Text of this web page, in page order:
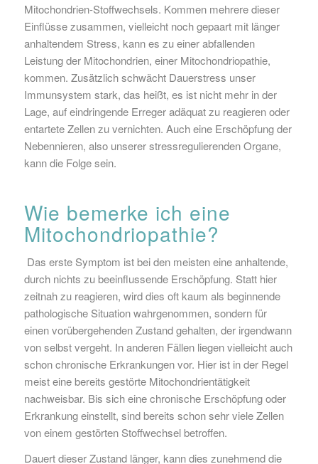
Mitochondrien-Stoffwechsels. Kommen mehrere dieser
Einflüsse zusammen, vielleicht noch gepaart mit länger
anhaltendem Stress, kann es zu einer abfallenden
Leistung der Mitochondrien, einer Mitochondriopathie,
kommen. Zusätzlich schwächt Dauerstress unser
Immunsystem stark, das heißt, es ist nicht mehr in der
Lage, auf eindringende Erreger adäquat zu reagieren oder
entartete Zellen zu vernichten. Auch eine Erschöpfung der
Nebennieren, also unserer stressregulierenden Organe,
kann die Folge sein.
Wie bemerke ich eine
Mitochondriopathie?
Das erste Symptom ist bei den meisten eine anhaltende,
durch nichts zu beeinflussende Erschöpfung. Statt hier
zeitnah zu reagieren, wird dies oft kaum als beginnende
pathologische Situation wahrgenommen, sondern für
einen vorübergehenden Zustand gehalten, der irgendwann
von selbst vergeht. In anderen Fällen liegen vielleicht auch
schon chronische Erkrankungen vor. Hier ist in der Regel
meist eine bereits gestörte Mitochondrientätigkeit
nachweisbar. Bis sich eine chronische Erschöpfung oder
Erkrankung einstellt, sind bereits schon sehr viele Zellen
von einem gestörten Stoffwechsel betroffen.
Dauert dieser Zustand länger, kann dies zunehmend die